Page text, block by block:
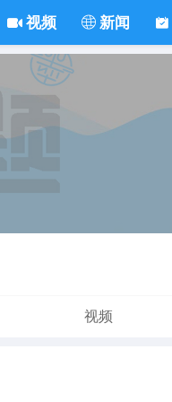
视频 新闻
视频